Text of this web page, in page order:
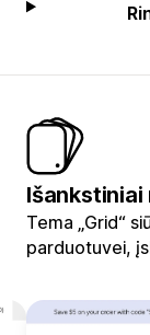
Tema „Grid“
parduotuvei,